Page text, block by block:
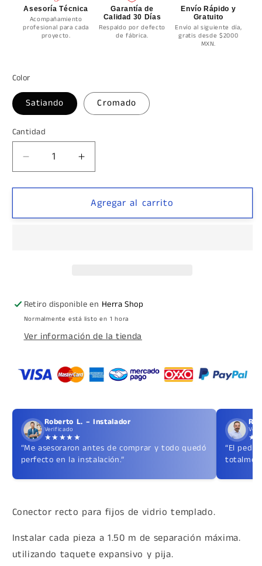
Asesoría Técnica
Acompañamiento
profesional para cada
proyecto.
Garantía de
Calidad 30 Días
Respaldo por defecto
de fábrica.
Envío Rápido y
Gratuito
Envío al siguiente día,
gratis desde $2000
MXN.
Color
Satiando Cromado
Cantidad
Cantidad
Reducir
cantidad
para
Cuadrado
Aumentar
cantidad
para
Conector
Cuadrado
Agregar al carrito
Retiro disponible en Herra Shop
Normalmente está listo en 1 hora
Ver información de la tienda
Roberto L. – Instalador
Verificado
★★★★★
“Me asesoraron antes de comprar y todo quedó
perfecto en la instalación.”
“El
Conector recto para fijos de vidrio templado.
Instalar cada pieza a 1.50 m de separación máxima.
utilizando taquete expansivo y pija.